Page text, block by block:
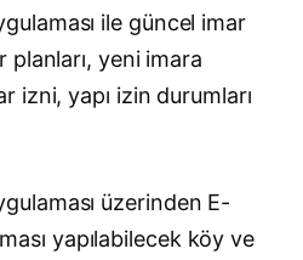
ile güncel imar
planları, yeni imara
izni, yapı izin durumları
üzerinden E-
yapılabilecek köy ve